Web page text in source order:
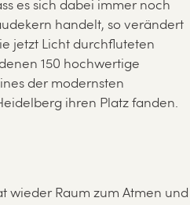
es sich dabei immer noch
handelt, so verändert
jetzt Licht durchfluteten
150 hochwertige
der modernsten
ihren Platz fanden.
wieder Raum zum Atmen und